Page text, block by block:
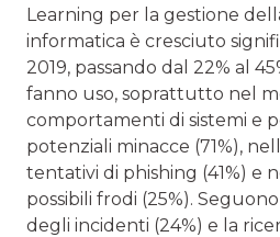
Learning per la gestione
informatica è cresciuto
2019, passando dal 22% al
fanno uso, soprattutto nel
comportamenti di sistemi e
potenziali minacce (71%),
tentativi di phishing (41%) e
possibili frodi (25%).
degli incidenti (24%) e la